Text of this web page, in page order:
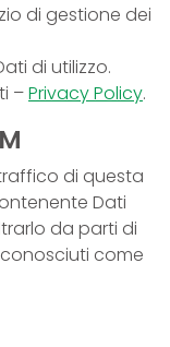
di gestione dei
di utilizzo.
–Privacy Policy.
di questa
Dati
da parti di
come